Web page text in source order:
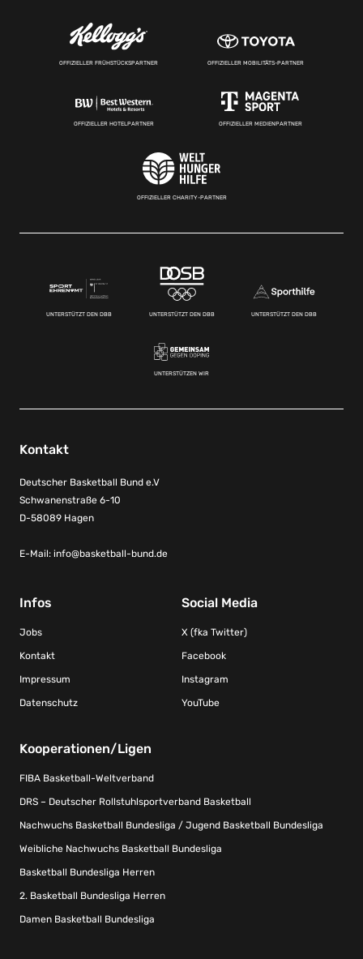
OFFIZIELLER FRÜHSTÜCKSPARTNER OFFIZIELLER MOBILITÄTS-PARTNER
OFFIZIELLER HOTELPARTNER OFFIZIELLER MEDIENPARTNER
OFFIZIELLER CHARITY-PARTNER
UNTERSTÜTZT DEN DBB UNTERSTÜTZT DEN DBB UNTERSTÜTZT DEN DBB
UNTERSTÜTZEN WIR
Kontakt
Deutscher Basketball Bund e.V
Schwanenstraße 6-10
D-58089 Hagen
E-Mail: info@basketball-bund.de
Infos
Jobs
Kontakt
Impressum
Datenschutz
Social Media
X (fka Twitter)
Facebook
Instagram
YouTube
Kooperationen/Ligen
FIBA Basketball-Weltverband
DRS – Deutscher Rollstuhlsportverband Basketball
Nachwuchs Basketball Bundesliga / Jugend Basketball Bundesliga
Weibliche Nachwuchs Basketball Bundesliga
Basketball Bundesliga Herren
2. Basketball Bundesliga Herren
Damen Basketball Bundesliga